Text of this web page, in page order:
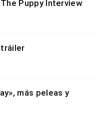
Puppy Interview
tráiler
más peleas y